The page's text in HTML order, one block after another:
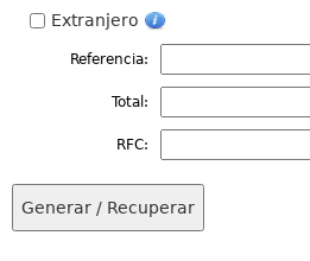
Extranjero
Referencia:
Total:
RFC: